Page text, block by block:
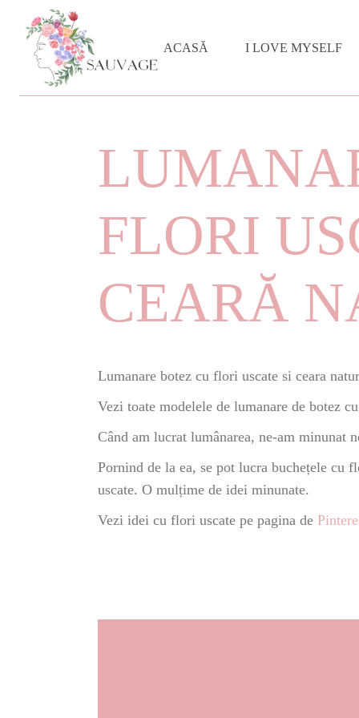
ACASĂ I LOVE MYSELF
FLORI
CEARĂ
Lumanare botez cu flori uscate si ceara
Vezi toate modelele de lumanare de botez
Când am lucrat lumânarea, ne-am minunat
Pornind de la ea, se pot lucra buchețele cu
uscate. O mulțime de idei minunate.
Vezi idei cu flori uscate pe pagina de